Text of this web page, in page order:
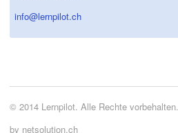
info@lernpilot.ch
© 2014 Lernpilot. Alle Rechte vorbehalten.
by netsolution.ch